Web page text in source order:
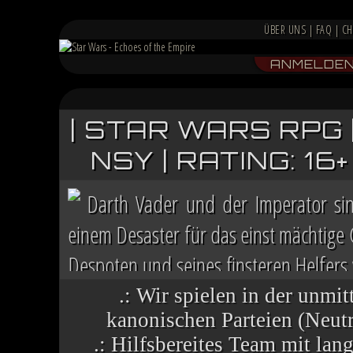
ÜBER UNS | FAQ |
| STAR WARS
NSY | RATING:
Darth Vader und der Imperator
einem Desaster für das einst
Despoten und seines finsteren
Chaos herrscht auf vielen Welten,
.: Wir spielen in der
kanonischen Parteien
.: Hilfsbereites Team mit